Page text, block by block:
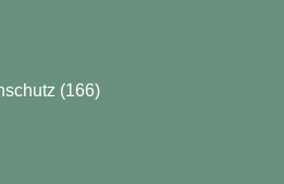
(166)